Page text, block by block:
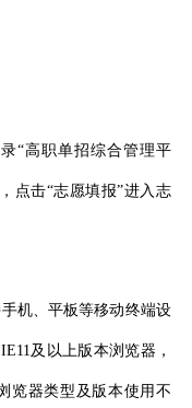
“高职单招综合管理平
，点击“志愿填报”进入志
机、平板等移动终端设
及以上版本浏览器，
览器类型及版本使用不